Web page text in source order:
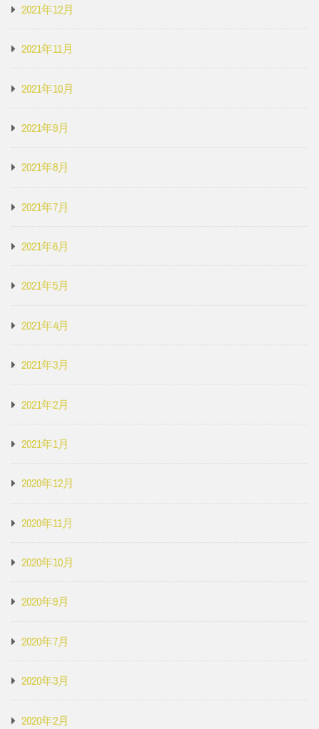
2021年12月
2021年11月
2021年10月
2021年9月
2021年8月
2021年7月
2021年6月
2021年5月
2021年4月
2021年3月
2021年2月
2021年1月
2020年12月
2020年11月
2020年10月
2020年9月
2020年7月
2020年3月
2020年2月